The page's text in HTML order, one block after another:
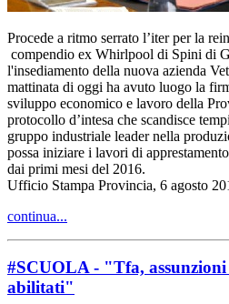
Procede a ritmo serrato l’iter per la
compendio ex Whirlpool di Spini di
l'insediamento della nuova azienda
mattinata di oggi ha avuto luogo la
sviluppo economico e lavoro della
protocollo d’intesa che scandisce
gruppo industriale leader nella
possa iniziare i lavori di
dai primi mesi del 2016.
Ufficio Stampa Provincia, 6 agosto
continua...
#SCUOLA - "Tfa,
abilitati"